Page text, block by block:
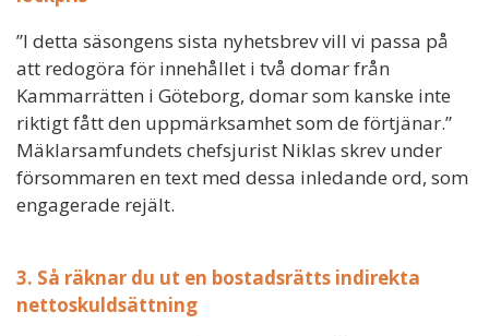
”I detta säsongens sista nyhetsbrev vill vi passa på
att redogöra för innehållet i två domar från
Kammarrätten i Göteborg, domar som kanske inte
riktigt fått den uppmärksamhet som de förtjänar.”
Mäklarsamfundets chefsjurist Niklas skrev under
försommaren en text med dessa inledande ord, som
engagerade rejält.
3. Så räknar du ut en bostadsrätts indirekta
nettoskuldsättning